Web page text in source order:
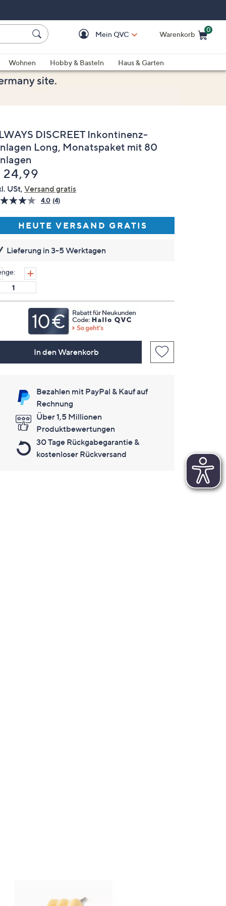
Mein QVC Warenkorb
0
Wohnen Hobby & Basteln
Haus & Garten
DISCREET Inkontinenz-
Long, Monatspaket mit 80
24,99
USt,Versand gratis
4.0 4
lesen.
Link
auf
Seite.
(4)
HEUTE VERSAND GRATIS
Lieferung in 3-5 Werktagen
In den Warenkorb
Bezahlen mit PayPal & Kauf auf
Rechnung
Über 1,5 Millionen
Produktbewertungen
30 Tage Rückgabegarantie &
kostenloser Rückversand